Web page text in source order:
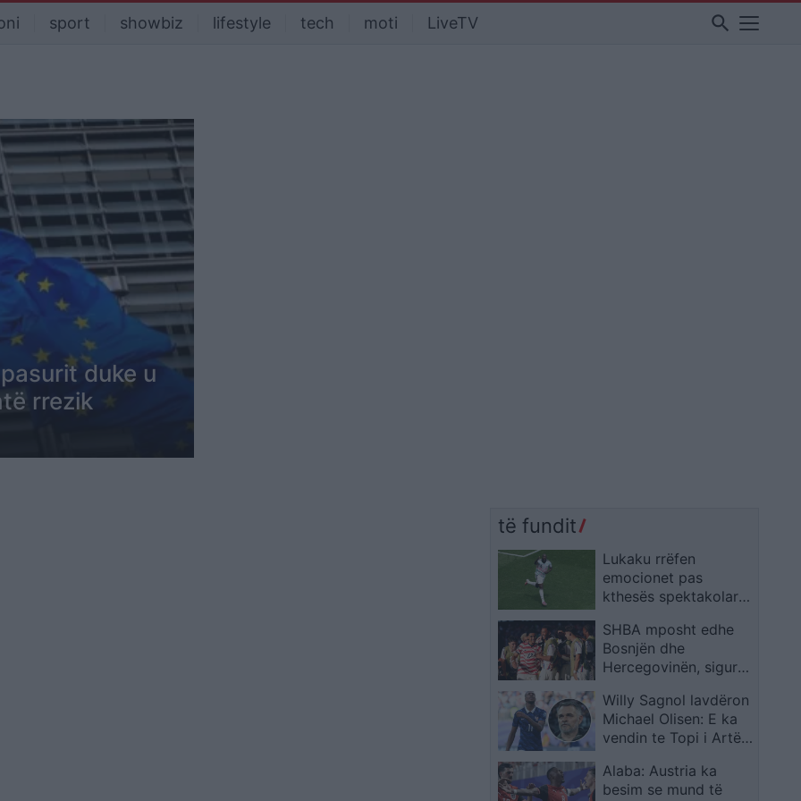
sport showbiz lifestyle tech moti LiveTV search
duke u
rrezik
të fundit
Lukaku rrëfen
emocionet pas
kthesës spektakolare,
penalltinë vendimtare
SHBA mposht edhe
Bosnjën dhe
Hercegovinën, siguron
finales të Kupës së
Botës
Willy Sagnol lavdëron
Michael Olisen: E ka
vendin te Topi i Artë,
Ronaldon
Alaba: Austria ka
besim se mund të